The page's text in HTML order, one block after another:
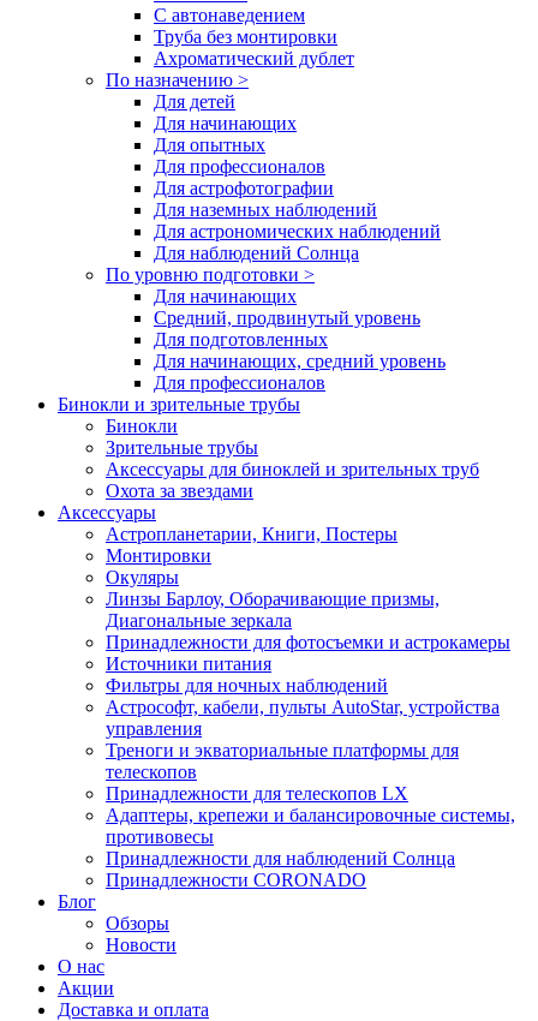
С автонаведением
Труба без монтировки
Ахроматический дублет
По назначению >
Для детей
Для начинающих
Для опытных
Для профессионалов
Для астрофотографии
Для наземных наблюдений
Для астрономических наблюдений
Для наблюдений Солнца
По уровню подготовки >
Для начинающих
Средний, продвинутый уровень
Для подготовленных
Для начинающих, средний уровень
Для профессионалов
Бинокли и зрительные трубы
Бинокли
Зрительные трубы
Аксессуары для биноклей и зрительных труб
Охота за звездами
Аксессуары
Астропланетарии, Книги, Постеры
Монтировки
Окуляры
Линзы Барлоу, Оборачивающие призмы,
Диагональные зеркала
Принадлежности для фотосъемки и астрокамеры
Источники питания
Фильтры для ночных наблюдений
Астрософт, кабели, пульты AutoStar, устройства
управления
Треноги и экваториальные платформы для
телескопов
Принадлежности для телескопов LX
Адаптеры, крепежи и балансировочные системы,
противовесы
Принадлежности для наблюдений Солнца
Принадлежности CORONADO
Блог
Обзоры
Новости
О нас
Акции
Доставка и оплата